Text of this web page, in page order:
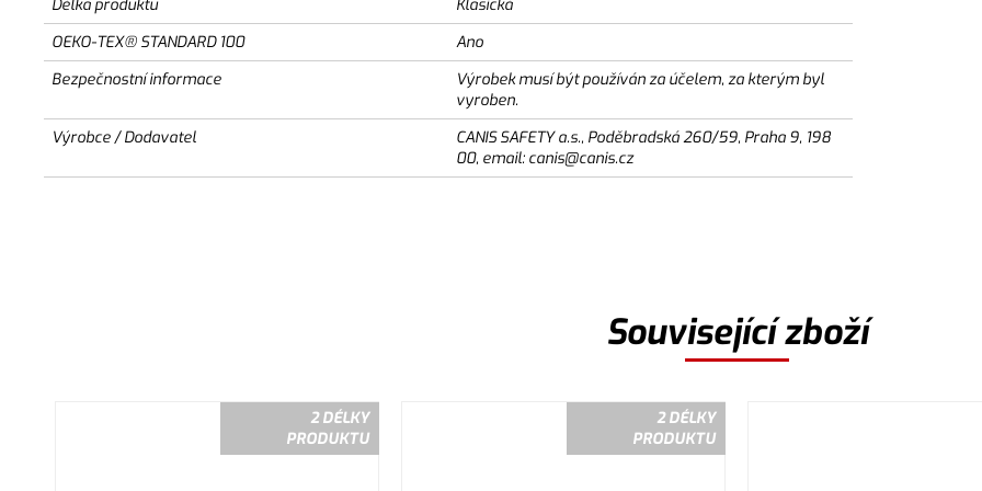
Délka produktu
Klasická
OEKO-TEX® STANDARD 100
Ano
Bezpečnostní informace
Výrobek musí být používán za účelem, za kterým byl
vyroben.
Výrobce / Dodavatel
CANIS SAFETY a.s., Poděbradská 260/59, Praha 9, 198
00, email: canis@canis.cz
Související zboží
2 DÉLKY
PRODUKTU
2 DÉLKY
PRODUKTU